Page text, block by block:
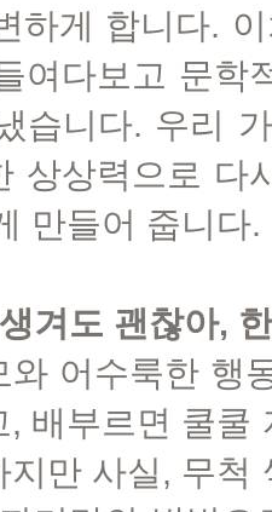
하게 합니다.
여다보고 문학
습니다. 우리
상상력으로 다
만들어 줍니다.
겨도 괜찮아,
와 어수룩한 행
, 배부르면 쿨쿨
지만 사실, 무